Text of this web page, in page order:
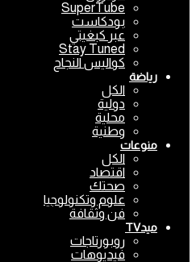
SuperTube
بودكاست
عبر كبغيتي
Stay Tuned
كواليس النجاح
رياضة
الكل
دولية
محلية
وطنية
منوعات
الكل
اقتصاد
صحتك
علوم وتكنولوجيا
فن وثقافة
ميدTV
روبورتاجات
فيديوهات